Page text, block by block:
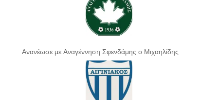
Ανανέωσε με Αναγέννηση Σφενδάμης ο Μιχαηλίδης